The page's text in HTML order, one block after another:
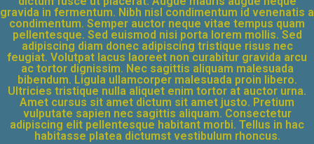
gravida in fermentum. Nibh nisl condimentum id venenatis a
condimentum. Semper auctor neque vitae tempus quam
pellentesque. Sed euismod nisi porta lorem mollis. Sed
adipiscing diam donec adipiscing tristique risus nec
feugiat. Volutpat lacus laoreet non curabitur gravida arcu
ac tortor dignissim. Nec sagittis aliquam malesuada
bibendum. Ligula ullamcorper malesuada proin libero.
Ultricies tristique nulla aliquet enim tortor at auctor urna.
Amet cursus sit amet dictum sit amet justo. Pretium
vulputate sapien nec sagittis aliquam. Consectetur
adipiscing elit pellentesque habitant morbi. Tellus in hac
habitasse platea dictumst vestibulum rhoncus.